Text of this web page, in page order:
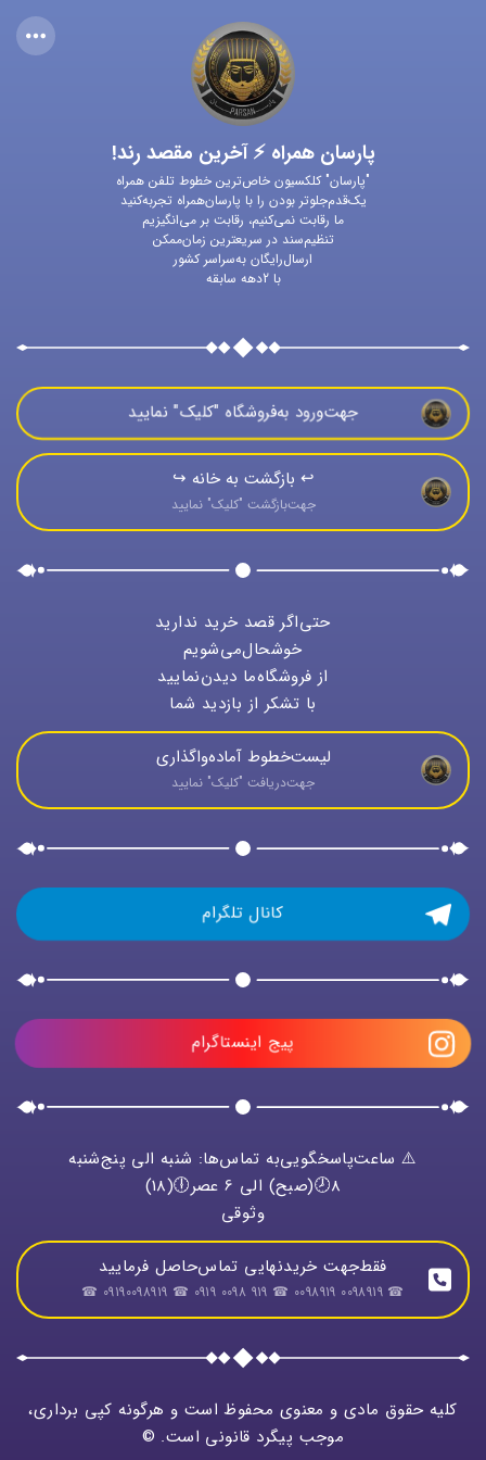
پارسان همراه ⚡ آخرین مقصد رند!
"پارسان" کلکسیون خاص‌ترین خطوط تلفن همراه
یک‌قدم‌جلوتر بودن را با پارسان‌همراه تجربه‌کنید
ما رقابت نمی‌کنیم، رقابت بر می‌انگیزیم
تنظیم‌سند در سریعترین زمان‌ممکن
ارسال‌رایگان به‌سراسر کشور
با 2دهه سابقه
جهت‌ورود به‌فروشگاه "كليک" نماييد
↩️ بازگشت به خانه ↪️
جهت‌بازگشت "كليک" نماييد
حتی‌اگر قصد خرید ندارید
خوشحال‌می‌شویم
از فروشگاه‌ما دیدن‌نمایید
با تشکر از بازدید شما
لیست‌خطوط آماده‌واگذاری
جهت‌دريافت "كليک" نماييد
کانال تلگرام
پیج اینستاگرام
⚠️ ساعت‌پاسخگویی‌به تماس‌ها: شنبه الی پنج‌شنبه
8🕗(صبح) الی 6 عصر🕕(18)
وثوقی
فقط‌جهت خریدنهایی تماس‌حاصل فرمایید
☎ 0098919 0098919 ☎ 919 0098 0919 ☎ 09190098919 ☎
کلیه حقوق مادی و معنوی محفوظ است و هرگونه کپی برداری،
موجب پیگرد قانونی است. ©